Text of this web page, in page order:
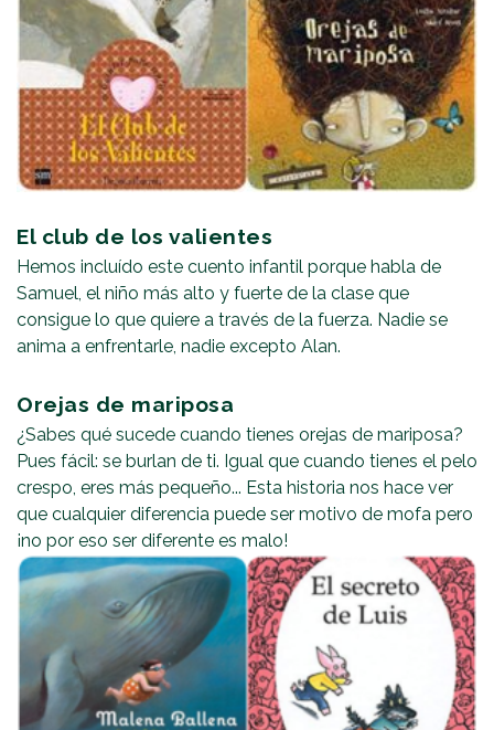
El club de los valientes
Hemos incluído este cuento infantil porque habla de
Samuel, el niño más alto y fuerte de la clase que
consigue lo que quiere a través de la fuerza. Nadie se
anima a enfrentarle, nadie excepto Alan.
Orejas de mariposa
¿Sabes qué sucede cuando tienes orejas de mariposa?
Pues fácil: se burlan de ti. Igual que cuando tienes el pelo
crespo, eres más pequeño... Esta historia nos hace ver
que cualquier diferencia puede ser motivo de mofa pero
¡no por eso ser diferente es malo!